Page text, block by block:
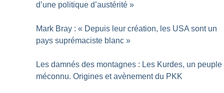
d’une politique d’austérité »
Mark Bray : « Depuis leur création, les USA sont un
pays suprémaciste blanc »
Les damnés des montagnes : Les Kurdes, un peuple
méconnu. Origines et avènement du PKK